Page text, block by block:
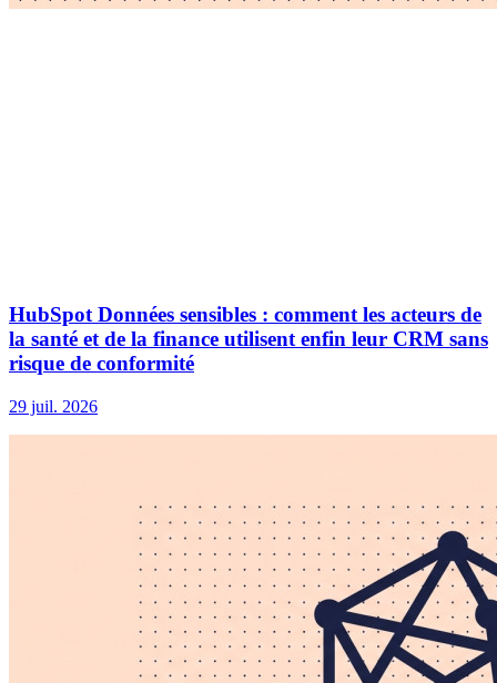
HubSpot Données sensibles : comment les acteurs de
la santé et de la finance utilisent enfin leur CRM sans
risque de conformité
29 juil. 2026